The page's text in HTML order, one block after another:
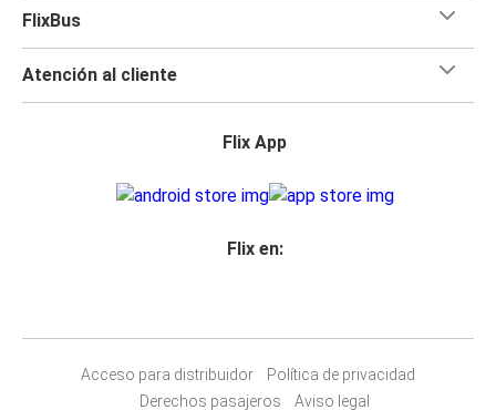
FlixBus
Atención al cliente
Flix App
Flix en:
Acceso para distribuidor
Política de privacidad
Derechos pasajeros
Aviso legal